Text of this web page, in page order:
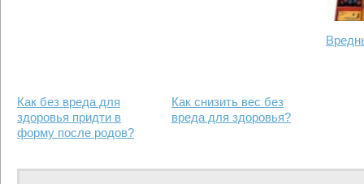
Как без вреда для
здоровья придти в
форму после родов?
Как снизить вес без
вреда для здоровья?